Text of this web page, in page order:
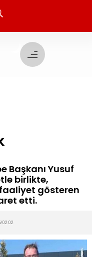
Başkanı Yusuf
birlikte,
gösteren
etti.
02:02